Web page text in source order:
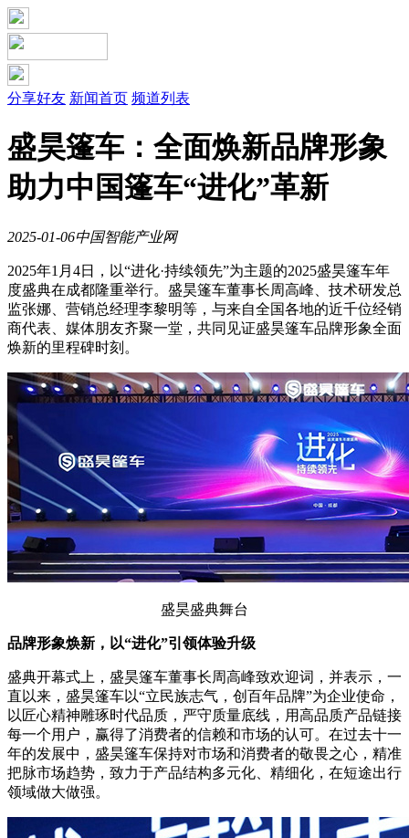
分享好友 新闻首页 频道列表
盛昊篷车：全面焕新品牌形象
助力中国篷车“进化”革新
2025-01-06中国智能产业网
2025年1月4日，以“进化·持续领先”为主题的2025盛昊篷车年
度盛典在成都隆重举行。盛昊篷车董事长周高峰、技术研发总
监张娜、营销总经理李黎明等，与来自全国各地的近千位经销
商代表、媒体朋友齐聚一堂，共同见证盛昊篷车品牌形象全面
焕新的里程碑时刻。
盛昊盛典舞台
品牌形象焕新，以“进化”引领体验升级
盛典开幕式上，盛昊篷车董事长周高峰致欢迎词，并表示，一
直以来，盛昊篷车以“立民族志气，创百年品牌”为企业使命，
以匠心精神雕琢时代品质，严守质量底线，用高品质产品链接
每一个用户，赢得了消费者的信赖和市场的认可。在过去十一
年的发展中，盛昊篷车保持对市场和消费者的敬畏之心，精准
把脉市场趋势，致力于产品结构多元化、精细化，在短途出行
领域做大做强。